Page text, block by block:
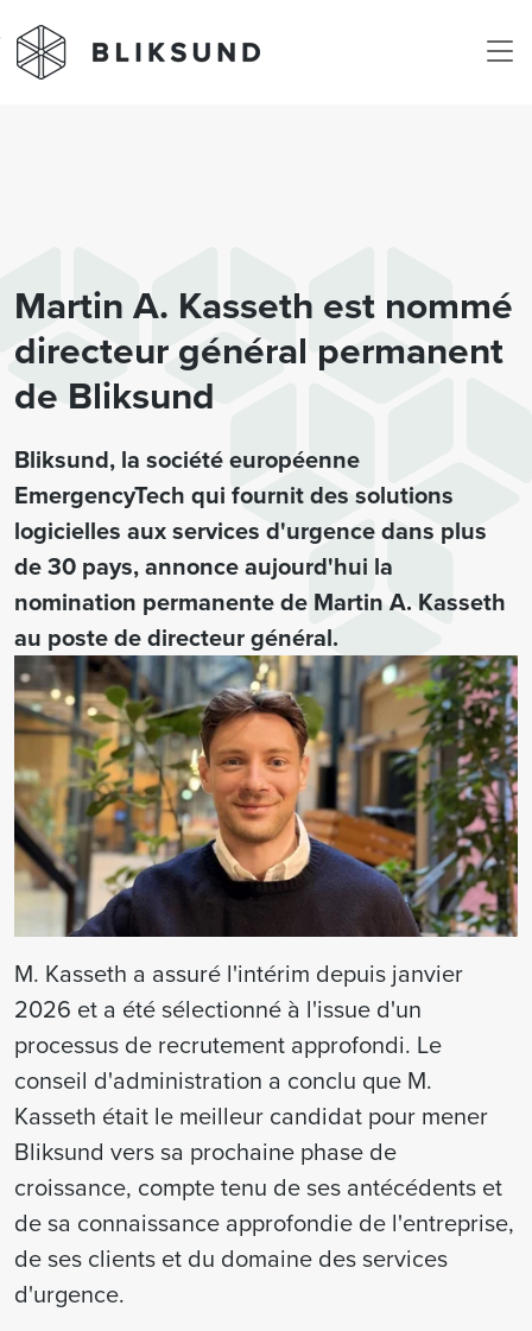
Skip to main content
Martin A. Kasseth est nommé
directeur général permanent
de Bliksund
Bliksund, la société européenne
EmergencyTech qui fournit des solutions
logicielles aux services d'urgence dans plus
de 30 pays, annonce aujourd'hui la
nomination permanente de Martin A. Kasseth
au poste de directeur général.
M. Kasseth a assuré l'intérim depuis janvier
2026 et a été sélectionné à l'issue d'un
processus de recrutement approfondi. Le
conseil d'administration a conclu que M.
Kasseth était le meilleur candidat pour mener
Bliksund vers sa prochaine phase de
croissance, compte tenu de ses antécédents et
de sa connaissance approfondie de l'entreprise,
de ses clients et du domaine des services
d'urgence.